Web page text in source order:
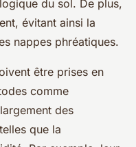
du sol. De plus,
évitant ainsi la
nappes phréatiques.
être prises en
comme
des
que la